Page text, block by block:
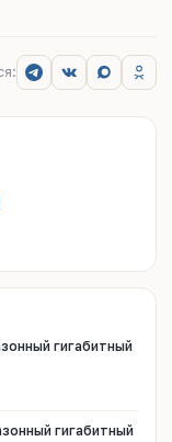
гигабитный
гигабитный